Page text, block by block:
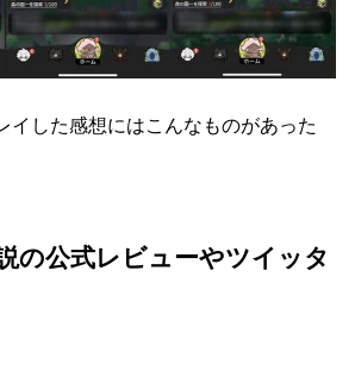
イした感想にはこんなものがあった
の公式レビューやツイッタ